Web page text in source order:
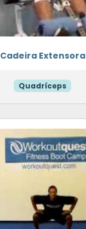
Cadeira Extensora
Quadríceps